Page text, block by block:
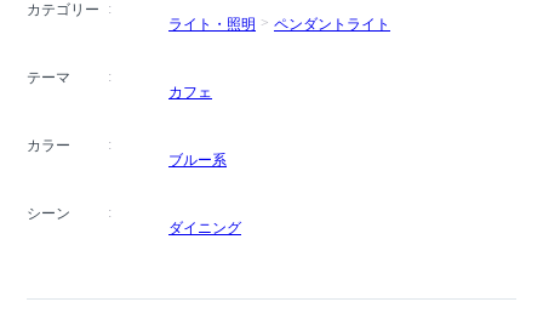
カテゴリー
ライト・照明
ペンダントライト
テーマ
カフェ
カラー
ブルー系
シーン
ダイニング